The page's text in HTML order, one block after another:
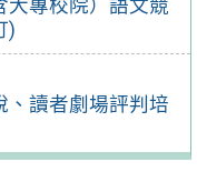
大專校院）語文競
)
、讀者劇場評判培